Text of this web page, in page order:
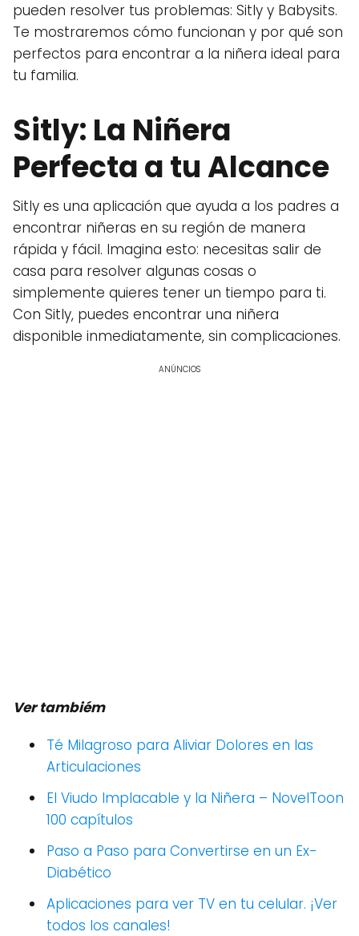
pueden resolver tus problemas: Sitly y Babysits.
Te mostraremos cómo funcionan y por qué son
perfectos para encontrar a la niñera ideal para
tu familia.
Sitly: La Niñera
Perfecta a tu Alcance
Sitly es una aplicación que ayuda a los padres a
encontrar niñeras en su región de manera
rápida y fácil. Imagina esto: necesitas salir de
casa para resolver algunas cosas o
simplemente quieres tener un tiempo para ti.
Con Sitly, puedes encontrar una niñera
disponible inmediatamente, sin complicaciones.
ANÚNCIOS
Ver tambiém
Té Milagroso para Aliviar Dolores en las
Articulaciones
El Viudo Implacable y la Niñera – NovelToon
100 capítulos
Paso a Paso para Convertirse en un Ex-
Diabético
Aplicaciones para ver TV en tu celular. ¡Ver
todos los canales!